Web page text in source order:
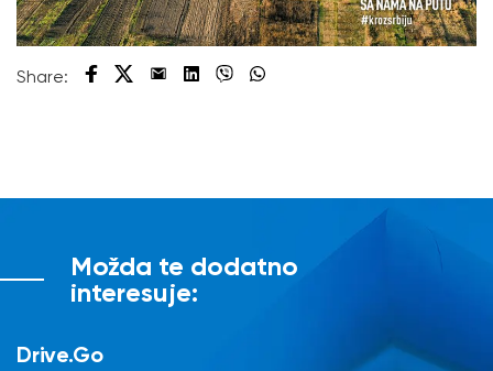
Share:
Možda te dodatno
interesuje:
Drive.Go